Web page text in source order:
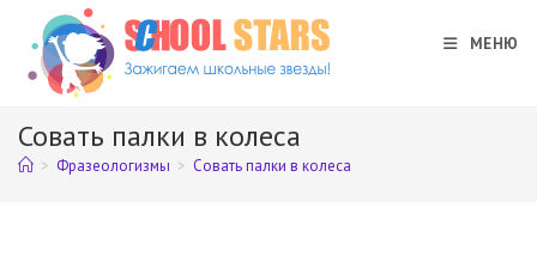
Перейти
содержимому
МЕНЮ
Совать палки в колеса
> Фразеологизмы > Совать палки в колеса